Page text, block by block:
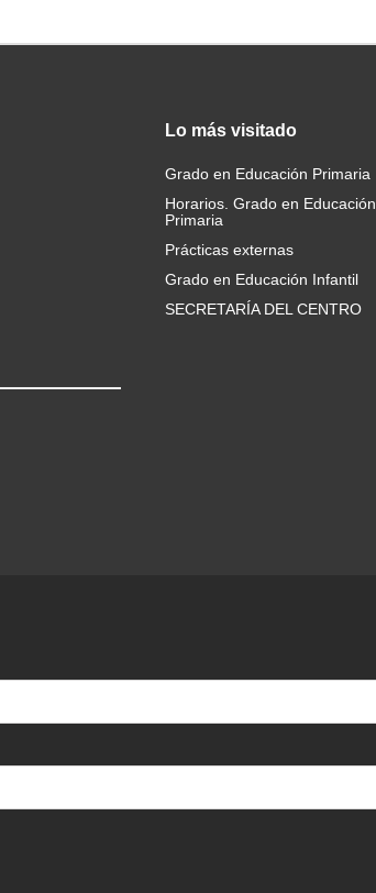
Lo más visitado
Grado en Educación Primaria
Horarios. Grado en Educación
Primaria
Prácticas externas
Grado en Educación Infantil
SECRETARÍA DEL CENTRO